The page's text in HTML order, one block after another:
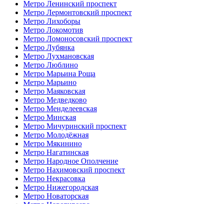
Метро Ленинский проспект
Метро Лермонтовский проспект
Метро Лихоборы
Метро Локомотив
Метро Ломоносовский проспект
Метро Лубянка
Метро Лухмановская
Метро Люблино
Метро Марьина Роща
Метро Марьино
Метро Маяковская
Метро Медведково
Метро Менделеевская
Метро Минская
Метро Мичуринский проспект
Метро Молодёжная
Метро Мякинино
Метро Нагатинская
Метро Народное Ополчение
Метро Нахимовский проспект
Метро Некрасовка
Метро Нижегородская
Метро Новаторская